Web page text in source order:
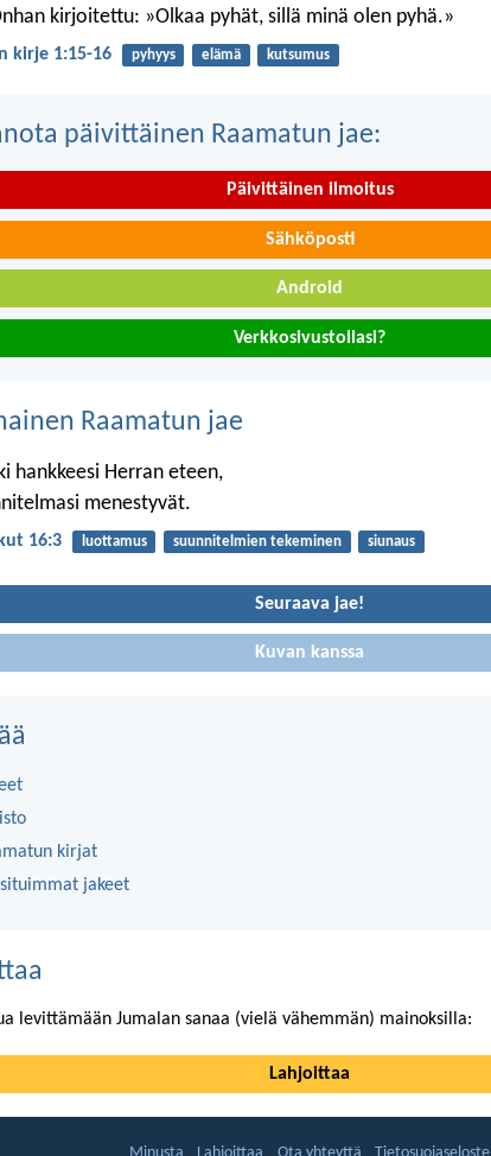
kirjoitettu: »Olkaa pyhät, sillä minä olen pyhä.»
kirje 1:15-16 pyhyys elämä kutsumus
päivittäinen Raamatun jae:
Päivittäinen ilmoitus
Sähköposti
Android
Verkkosivustollasi?
Raamatun jae
hankkeesi Herran eteen,
menestyvät.
16:3 luottamus suunnitelmien tekeminen siunaus
Seuraava jae!
Kuvan kanssa
kirjat
jakeet
levittämään Jumalan sanaa (vielä vähemmän) mainoksilla:
Lahjoittaa